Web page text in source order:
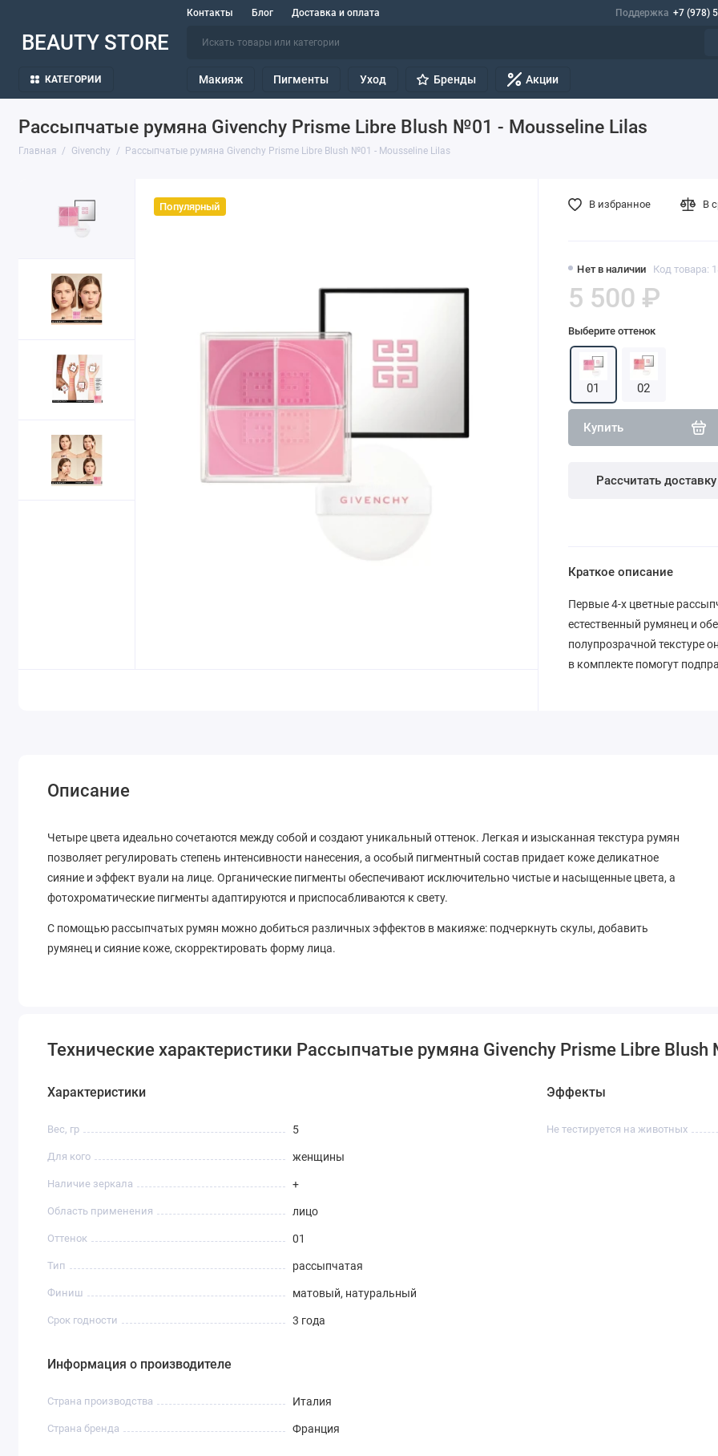
Контакты Блог Доставка и оплата Поддержка +7 (978)
BEAUTY STORE
КАТЕГОРИИ Макияж Пигменты Уход Бренды Акции
Рассыпчатые румяна Givenchy Prisme Libre Blush №01 - Mousseline Lilas
Главная Givenchy Рассыпчатые румяна Givenchy Prisme Libre Blush №01 - Mousseline Lilas
Популярный
Нет в наличии Код товара:
5 500 ₽
Выберите оттенок
01 02
Купить
Рассчитать доставку
В избранное В
Краткое описание
Первые 4-х цветные
естественный румянец и
полупрозрачной текстуре
в комплекте помогут
Описание
Четыре цвета идеально сочетаются между собой и создают уникальный оттенок. Легкая и изысканная текстура румян
позволяет регулировать степень интенсивности нанесения, а особый пигментный состав придает коже деликатное
сияние и эффект вуали на лице. Органические пигменты обеспечивают исключительно чистые и насыщенные цвета, а
фотохроматические пигменты адаптируются и приспосабливаются к свету.
С помощью рассыпчатых румян можно добиться различных эффектов в макияже: подчеркнуть скулы, добавить
румянец и сияние коже, скорректировать форму лица.
Технические характеристики Рассыпчатые румяна Givenchy Prisme Libre
Характеристики
Вес, гр 5
Для кого женщины
Наличие зеркала +
Область применения лицо
Оттенок 01
Тип рассыпчатая
Финиш матовый, натуральный
Срок годности 3 года
Эффекты
Не тестируется на животных
Информация о производителе
Страна производства Италия
Страна бренда Франция